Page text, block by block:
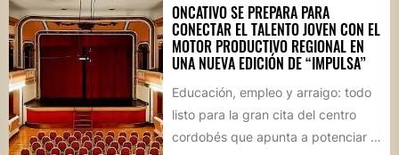
ONCATIVO SE PREPARA PARA
CONECTAR EL TALENTO JOVEN CON EL
MOTOR PRODUCTIVO REGIONAL EN
UNA NUEVA EDICIÓN DE “IMPULSA”
Educación, empleo y arraigo: todo
listo para la gran cita del centro
cordobés que apunta a potenciar el